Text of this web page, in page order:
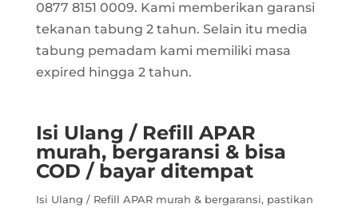
0877 8151 0009. Kami memberikan garansi
tekanan tabung 2 tahun. Selain itu media
tabung pemadam kami memiliki masa
expired hingga 2 tahun.
Isi Ulang / Refill APAR
murah, bergaransi & bisa
COD / bayar ditempat
Isi Ulang / Refill APAR murah & bergaransi, pastikan